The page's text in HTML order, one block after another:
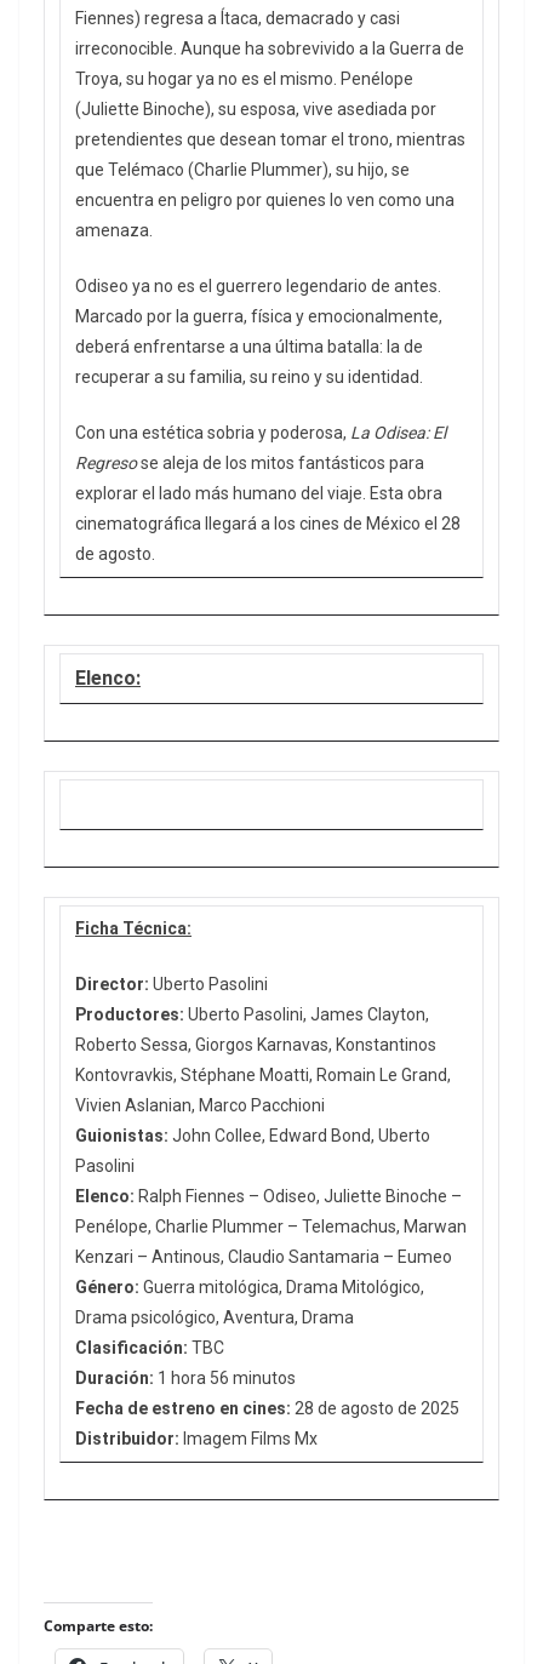
Fiennes) regresa a Ítaca, demacrado y casi
irreconocible. Aunque ha sobrevivido a la Guerra de
Troya, su hogar ya no es el mismo. Penélope
(Juliette Binoche), su esposa, vive asediada por
pretendientes que desean tomar el trono, mientras
que Telémaco (Charlie Plummer), su hijo, se
encuentra en peligro por quienes lo ven como una
amenaza.
Odiseo ya no es el guerrero legendario de antes.
Marcado por la guerra, física y emocionalmente,
deberá enfrentarse a una última batalla: la de
recuperar a su familia, su reino y su identidad.
Con una estética sobria y poderosa, La Odisea: El
Regresose aleja de los mitos fantásticos para
explorar el lado más humano del viaje. Esta obra
cinematográfica llegará a los cines de México el 28
de agosto.
Elenco:
Ficha Técnica:
Director: Uberto Pasolini
Productores: Uberto Pasolini, James Clayton,
Roberto Sessa, Giorgos Karnavas, Konstantinos
Kontovravkis, Stéphane Moatti, Romain Le Grand,
Vivien Aslanian, Marco Pacchioni
Guionistas: John Collee, Edward Bond, Uberto
Pasolini
Elenco: Ralph Fiennes – Odiseo, Juliette Binoche –
Penélope, Charlie Plummer – Telemachus, Marwan
Kenzari – Antinous, Claudio Santamaria – Eumeo
Género: Guerra mitológica, Drama Mitológico,
Drama psicológico, Aventura, Drama
Clasificación: TBC
Duración: 1 hora 56 minutos
Fecha de estreno en cines: 28 de agosto de 2025
Distribuidor: Imagem Films Mx
Comparte esto: